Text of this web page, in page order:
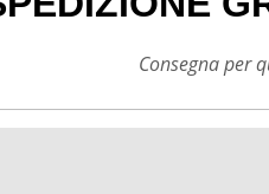
Consegna per